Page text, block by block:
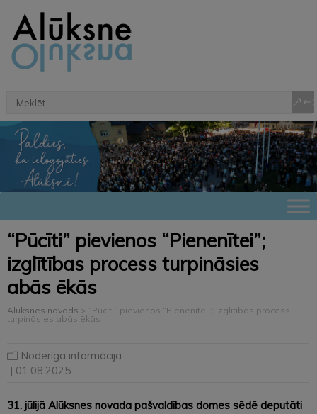
“Pūcīti” pievienos “Pienenītei”;
izglītības process turpināsies
abās ēkās
Alūksnes novads > “Pūcīti” pievienos “Pienenītei”; izglītības process
turpināsies abās ēkās
Noderīga informācija
| 01.08.2025
31. jūlijā Alūksnes novada pašvaldības domes sēdē deputāti